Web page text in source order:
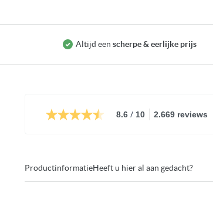
Altijd een scherpe & eerlijke prijs
8.6 / 10 2.669 reviews
ProductinformatieHeeft u hier al aan gedacht?